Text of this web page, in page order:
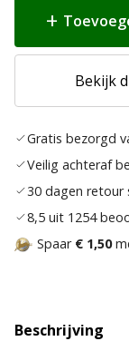
Bekijk
Gratis bezorgd
Veilig achteraf
30 dagen retour
8,5 uit 1254
Spaar € 1,50
Beschrijving